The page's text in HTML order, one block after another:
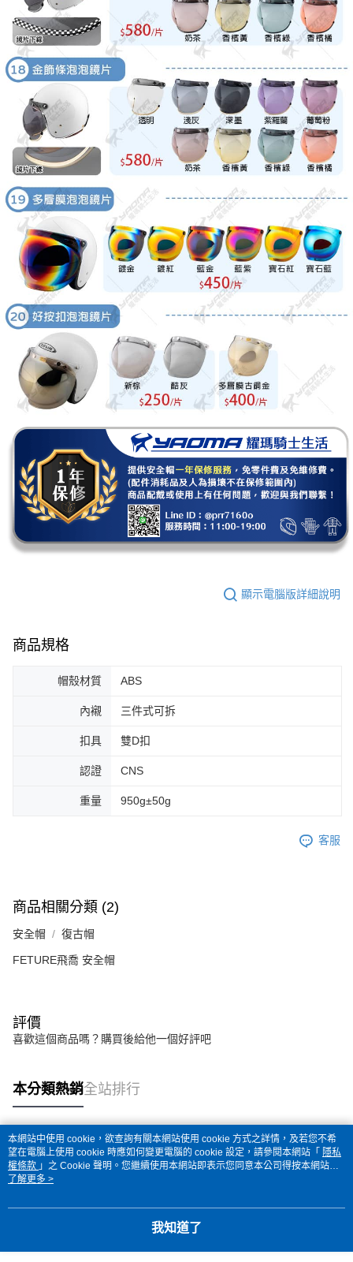
顯示電腦版詳細說明
商品規格
帽殼材質 ABS
內襯 三件式可拆
扣具 雙D扣
認證 CNS
重量 950g±50g
客服
商品相關分類 (2)
安全帽 復古帽
FETURE飛喬 安全帽
評價
喜歡這個商品嗎？購買後給他一個好評吧
本分類熱銷全站排行
熱門標籤
本網站中使用 cookie，欲查詢有關本網站使用 cookie 方式之詳情，及若您不希
望在電腦上使用 cookie 時應如何變更電腦的 cookie 設定，請參閱本網站「 隱私
權條款 」之 Cookie 聲明。您繼續使用本網站即表示您同意本公司得按本網站使
用條款之 Cookie 聲明使用 cookie。
了解更多 >
我知道了